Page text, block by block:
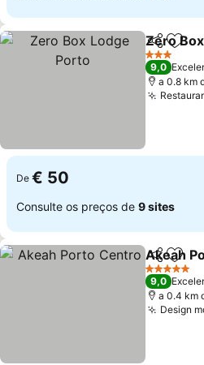
Partilhar
Zero
3 Estrelas
9,0
a 0.8 km
De € 50
Consulte os preços de 9 sites
Partilhar
Akeah
5 Estrelas
9,0
a 0.4 km
Design